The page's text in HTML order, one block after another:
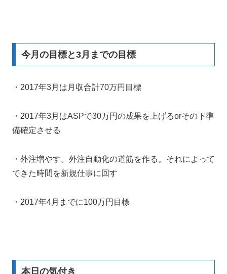
今月の目標と3月までの目標
・2017年3月は月収合計70万円目標
・2017年3月はASPで30万円の成果を上げるorその下準
備確定させる
・外注増やす。外注自動化の道筋を作る。それによって
できた時間を新規仕事に回す
・2017年4月までに100万円目標
本日の気付き